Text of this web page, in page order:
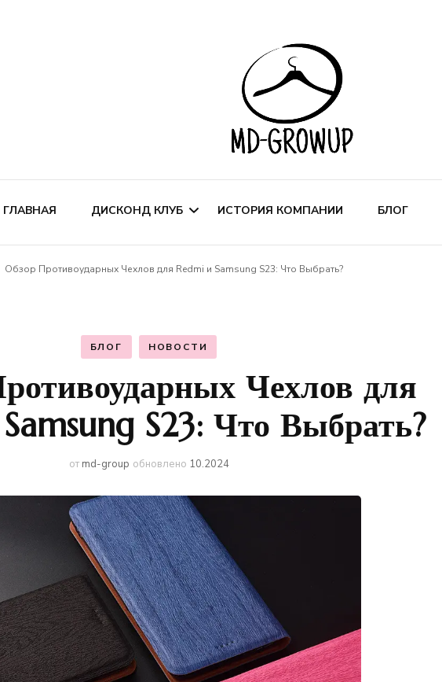
MD-GROWUP
Сеть магазинов модной одежды
ГЛАВНАЯ ДИСКОНД КЛУБ
ПЛОЩЕДЕЙ
ИСТОРИЯ КОМПАНИИ БЛОГ
Обзор Противоударных Чехлов для Redmi и Samsung S23: Что Выбрать?
БЛОГ НОВОСТИ
Чехлов для
S23: Что Выбрать?
от md-group обновлено 10.2024